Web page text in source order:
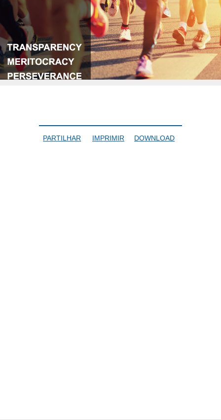
PARTILHAR IMPRIMIR DOWNLOAD